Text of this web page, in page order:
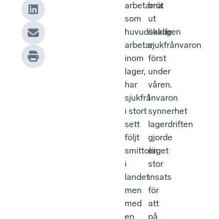
arbetarna
som
huvudsakligen
arbetar
inom
lager,
har
sjukfrånvaron
i stort
sett
följt
smittoläget
i
landet
men
med
en
bröt
ut
ökade
sjukfrånvaron
först
under
våren.
I
synnerhet
lagerdriften
gjorde
en
stor
insats
för
att
på